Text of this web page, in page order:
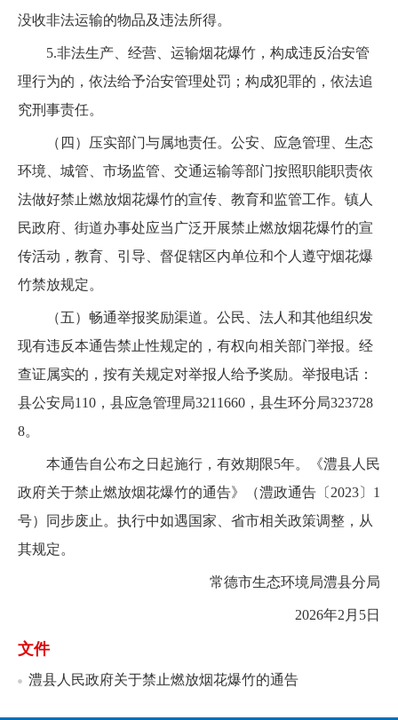
没收非法运输的物品及违法所得。
5.非法生产、经营、运输烟花爆竹，构成违反治安管
理行为的，依法给予治安管理处罚；构成犯罪的，依法追
究刑事责任。
（四）压实部门与属地责任。公安、应急管理、生态
环境、城管、市场监管、交通运输等部门按照职能职责依
法做好禁止燃放烟花爆竹的宣传、教育和监管工作。镇人
民政府、街道办事处应当广泛开展禁止燃放烟花爆竹的宣
传活动，教育、引导、督促辖区内单位和个人遵守烟花爆
竹禁放规定。
（五）畅通举报奖励渠道。公民、法人和其他组织发
现有违反本通告禁止性规定的，有权向相关部门举报。经
查证属实的，按有关规定对举报人给予奖励。举报电话：
县公安局110，县应急管理局3211660，县生环分局323728
8。
本通告自公布之日起施行，有效期限5年。《澧县人民
政府关于禁止燃放烟花爆竹的通告》（澧政通告〔2023〕1
号）同步废止。执行中如遇国家、省市相关政策调整，从
其规定。
常德市生态环境局澧县分局
2026年2月5日
文件
澧县人民政府关于禁止燃放烟花爆竹的通告